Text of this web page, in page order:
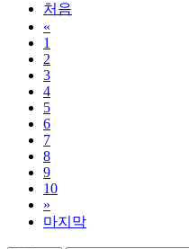
처음
«
1
2
3
4
5
6
7
8
9
10
»
마지막